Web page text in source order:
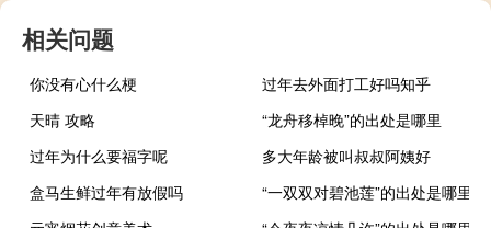
相关问题
你没有心什么梗
过年去外面打工好吗知乎
天晴 攻略
“龙舟移棹晚”的出处是哪里
过年为什么要福字呢
多大年龄被叫叔叔阿姨好
盒马生鲜过年有放假吗
“一双双对碧池莲”的出处是哪里